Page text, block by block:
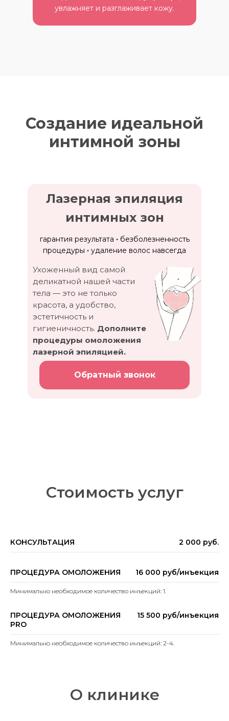
увлажняет и разглаживает кожу.
Создание идеальной
интимной зоны
Ухоженный вид самой
деликатной нашей части
тела — это не только
красота, а удобство,
эстетичность и
гигиеничность. Дополните
процедуры омоложения
лазерной эпиляцией.
гарантия результата ·безболезненность
процедуры · удаление волос навсегда
Лазерная эпиляция
интимных зон
Обратный звонок
Стоимость услуг
КОНСУЛЬТАЦИЯ 2 000 руб.
ПРОЦЕДУРА ОМОЛОЖЕНИЯ 16 000 руб/инъекция
Минимально необходимое количество инъекций: 1.
ПРОЦЕДУРА ОМОЛОЖЕНИЯ
PRO
15 500 руб/инъекция
Минимально необходимое количество инъекций: 2-4.
О клинике
Наш медицинский
age. Профильные
главное